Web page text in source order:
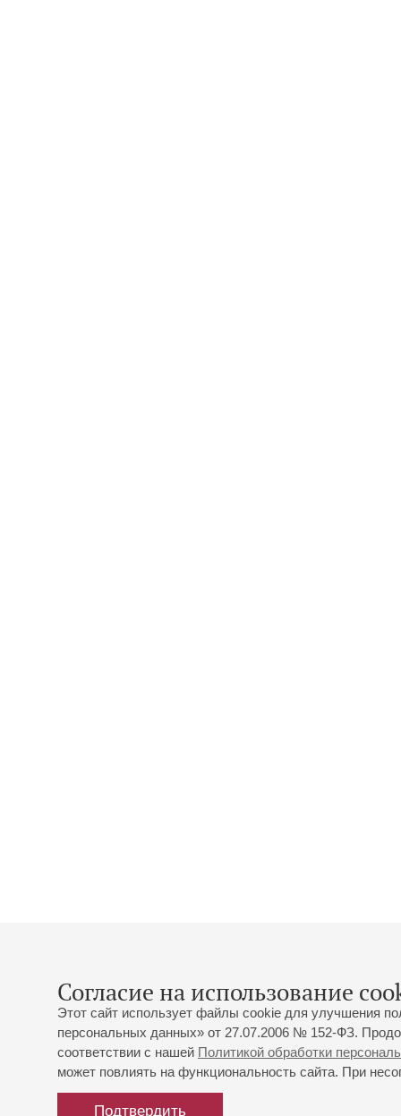
Согласие на использование
Этот сайт использует файлы cookie для улучшения
персональных данных» от 27.07.2006 № 152-ФЗ.
соответствии с нашей Политикой обработки
может повлиять на функциональность сайта. При
Подтвердить